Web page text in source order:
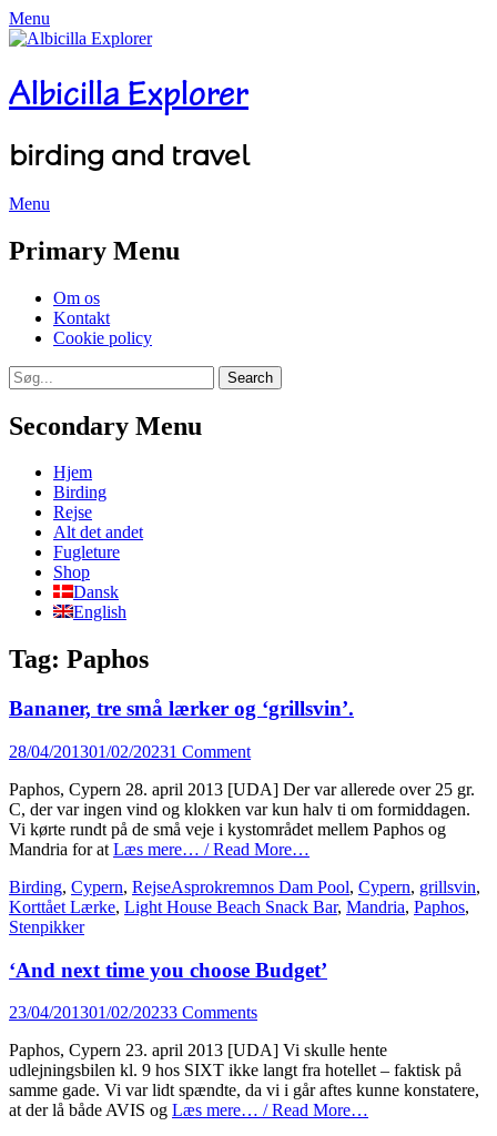
Menu
Albicilla Explorer
birding and travel
Menu
Primary Menu
Skip
content
Om os
Kontakt
Cookie policy
Search
Search
for:
Secondary Menu
Skip
content
Hjem
Birding
Rejse
Alt det andet
Fugleture
Shop
Dansk
English
Tag: Paphos
Bananer, tre små lærker og ‘grillsvin’.
Posted
28/04/201301/02/20231 Comment
Paphos, Cypern 28. april 2013 [UDA] Der var allerede over 25 gr.
C, der var ingen vind og klokken var kun halv ti om formiddagen.
Vi kørte rundt på de små veje i kystområdet mellem Paphos og
Mandria for at Læs mere… / Read More…
Categories
Birding, Cypern, RejseTags
Asprokremnos Dam Pool, Cypern, grillsvin,
Korttået Lærke, Light House Beach Snack Bar, Mandria, Paphos,
Stenpikker
‘And next time you choose Budget’
Posted
23/04/201301/02/20233 Comments
Paphos, Cypern 23. april 2013 [UDA] Vi skulle hente
udlejningsbilen kl. 9 hos SIXT ikke langt fra hotellet – faktisk på
samme gade. Vi var lidt spændte, da vi i går aftes kunne konstatere,
at der lå både AVIS og Læs mere… / Read More…